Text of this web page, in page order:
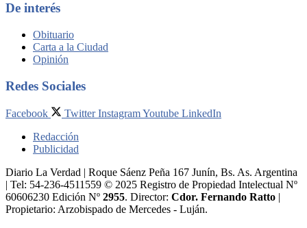
De interés
Obituario
Carta a la Ciudad
Opinión
Redes Sociales
Facebook Twitter InstagramYoutube LinkedIn
Redacción
Publicidad
Diario La Verdad | Roque Sáenz Peña 167 Junín, Bs. As. Argentina
| Tel: 54-236-4511559 © 2025 Registro de Propiedad Intelectual Nº
60606230 Edición Nº 2955. Director:​ Cdor. Fernando Ratto |
Propietario:​ Arzobispado de Mercedes - Luján.